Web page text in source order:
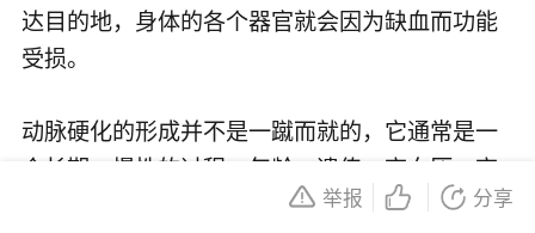
达目的地，身体的各个器官就会因为缺血而功能
受损。
动脉硬化的形成并不是一蹴而就的，它通常是一
个长期、慢性的过程。年龄、遗传、高血压、高
血脂、糖尿病、吸烟等都是动脉硬化的危险因
举报 分享